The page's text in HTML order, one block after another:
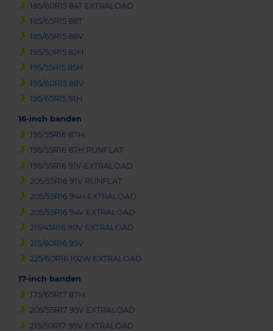
185/60R15 84T EXTRALOAD
185/65R15 88T
185/65R15 88V
195/50R15 82H
195/55R15 85H
195/60R15 88V
195/65R15 91H
16-inch banden
195/55R16 87H
195/55R16 87H RUNFLAT
195/55R16 91V EXTRALOAD
205/55R16 91V RUNFLAT
205/55R16 94H EXTRALOAD
205/55R16 94V EXTRALOAD
215/45R16 90V EXTRALOAD
215/60R16 95V
225/60R16 102W EXTRALOAD
17-inch banden
175/65R17 87H
205/55R17 95V EXTRALOAD
215/50R17 95V EXTRALOAD